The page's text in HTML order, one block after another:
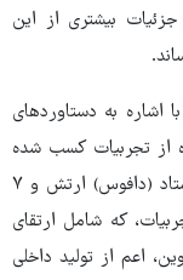
بیشتری از این
اشاره به دستاوردهای
روزه، بر استفاده از تجربیات کسب شده
در مراکز آموزشی، به‌ویژه دانشگاه فرماندهی و ستاد (دافوس) ارتش و ۷
که شامل ارتقای
اعم از تولید داخلی